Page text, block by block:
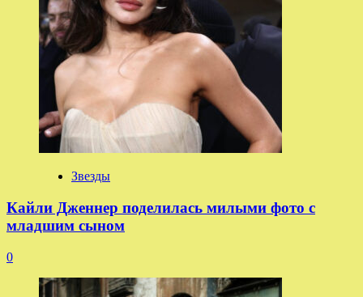
Звезды
Кайли Дженнер поделилась милыми фото с
младшим сыном
0